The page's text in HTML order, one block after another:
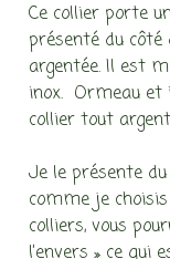
Ce collier porte
présenté du
argentée. Il est
inox. Ormeau et
collier tout
Je le présente
comme je
colliers, vous
l’envers » ce qui